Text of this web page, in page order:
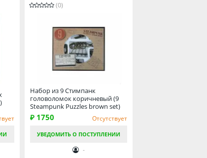
(0)
Набор из 9 Стимпанк
головоломок коричневый (9
Steampunk Puzzles brown set)
₽ 1750 Отсутствует
УВЕДОМИТЬ О ПОСТУПЛЕНИИ
-